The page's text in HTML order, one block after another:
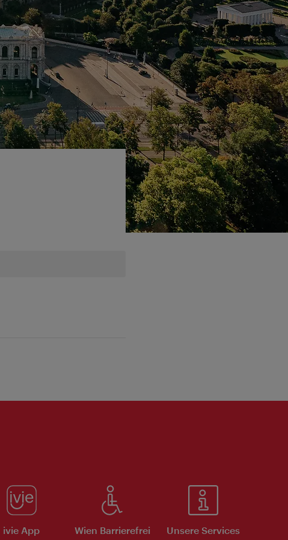
ivie App Wien Barrierefrei Unsere Services